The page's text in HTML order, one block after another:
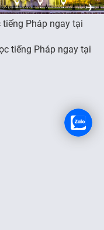
tiếng Pháp ngay tại
tiếng Pháp ngay tại